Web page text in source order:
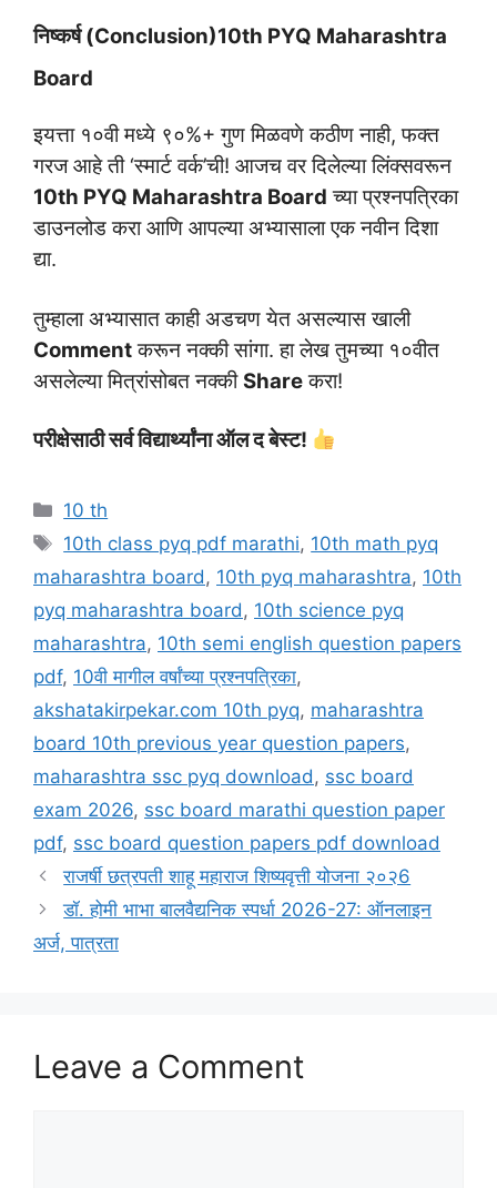
निष्कर्ष (Conclusion)10th PYQ Maharashtra
Board
इयत्ता १०वी मध्ये ९०%+ गुण मिळवणे कठीण नाही, फक्त
गरज आहे ती ‘स्मार्ट वर्क’ची! आजच वर दिलेल्या लिंक्सवरून
10th PYQ Maharashtra Board च्या प्रश्नपत्रिका
डाउनलोड करा आणि आपल्या अभ्यासाला एक नवीन दिशा
द्या.
तुम्हाला अभ्यासात काही अडचण येत असल्यास खाली
Commentकरून नक्की सांगा. हा लेख तुमच्या १०वीत
असलेल्या मित्रांसोबत नक्की Shareकरा!
परीक्षेसाठी सर्व विद्यार्थ्यांना ऑल द बेस्ट!
Categories
10 th
Tags
10th class pyq pdf marathi, 10th math pyq
maharashtra board, 10th pyq maharashtra, 10th
pyq maharashtra board, 10th science pyq
maharashtra, 10th semi english question papers
pdf, 10वी मागील वर्षांच्या प्रश्नपत्रिका,
akshatakirpekar.com 10th pyq, maharashtra
board 10th previous year question papers,
maharashtra ssc pyq download, ssc board
exam 2026, ssc board marathi question paper
pdf, ssc board question papers pdf download
राजर्षी छत्रपती शाहू महाराज शिष्यवृत्ती योजना २०२6
डॉ. होमी भाभा बालवैद्यनिक स्पर्धा 2026-27: ऑनलाइन
अर्ज, पात्रता
Leave a Comment